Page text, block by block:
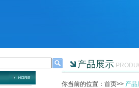
产品展示
你当前的位置：首页>> 产品